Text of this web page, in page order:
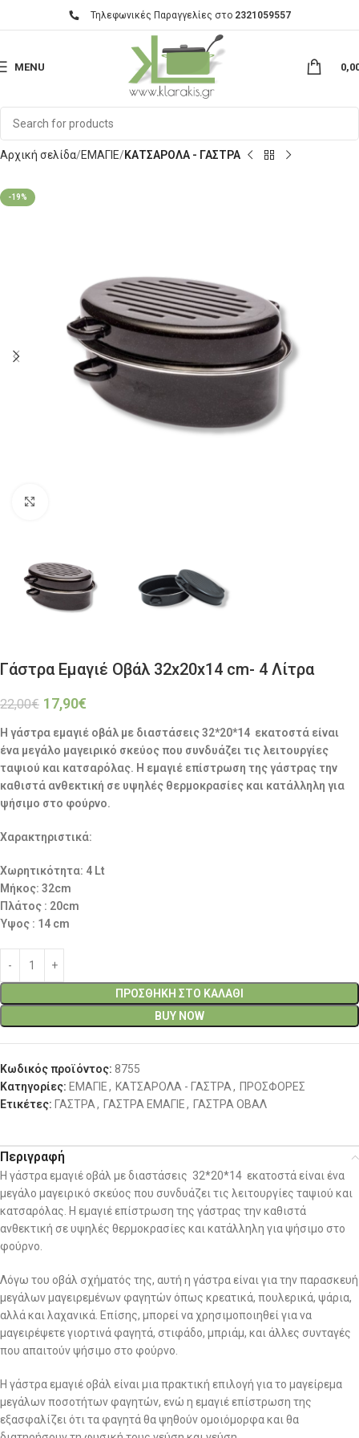
Τηλεφωνικές Παραγγελίες στο 2321059557
MENU
Αρχική σελίδα ΕΜΑΓΙΕ ΚΑΤΣΑΡΟΛΑ - ΓΑΣΤΡΑ
-19%
Γάστρα Eμαγιέ Οβάλ 32x20x14 cm- 4 Λίτρα
22,00€ 17,90€
Η γάστρα εμαγιέ οβάλ με διαστάσεις 32*20*14 εκατοστά είναι
ένα μεγάλο μαγειρικό σκεύος που συνδυάζει τις λειτουργίες
ταψιού και κατσαρόλας. Η εμαγιέ επίστρωση της γάστρας την
καθιστά ανθεκτική σε υψηλές θερμοκρασίες και κατάλληλη για
ψήσιμο στο φούρνο.
Χαρακτηριστικά:
Χωρητικότητα: 4 Lt
Μήκος: 32cm
Πλάτος : 20cm
Ύψος : 14 cm
ΠΡΟΣΘΉΚΗ ΣΤΟ ΚΑΛΆΘΙ
BUY NOW
Κωδικός προϊόντος: 8755
Κατηγορίες: ΕΜΑΓΙΕ, ΚΑΤΣΑΡΟΛΑ - ΓΑΣΤΡΑ, ΠΡΟΣΦΟΡΕΣ
Ετικέτες: ΓΑΣΤΡΑ, ΓΑΣΤΡΑ ΕΜΑΓΙΕ, ΓΑΣΤΡΑ ΟΒΑΛ
Περιγραφή
Η γάστρα εμαγιέ οβάλ με διαστάσεις 32*20*14 εκατοστά είναι ένα
μεγάλο μαγειρικό σκεύος που συνδυάζει τις λειτουργίες ταψιού και
κατσαρόλας. Η εμαγιέ επίστρωση της γάστρας την καθιστά
ανθεκτική σε υψηλές θερμοκρασίες και κατάλληλη για ψήσιμο στο
φούρνο.
Λόγω του οβάλ σχήματός της, αυτή η γάστρα είναι για την παρασκευή
μεγάλων μαγειρεμένων φαγητών όπως κρεατικά, πουλερικά, ψάρια,
αλλά και λαχανικά. Επίσης, μπορεί να χρησιμοποιηθεί για να
μαγειρέψετε γιορτινά φαγητά, στιφάδο, μπριάμ, και άλλες συνταγές
που απαιτούν ψήσιμο στο φούρνο.
Η γάστρα εμαγιέ οβάλ είναι μια πρακτική επιλογή για το μαγείρεμα
μεγάλων ποσοτήτων φαγητών, ενώ η εμαγιέ επίστρωση της
εξασφαλίζει ότι τα φαγητά θα ψηθούν ομοιόμορφα και θα